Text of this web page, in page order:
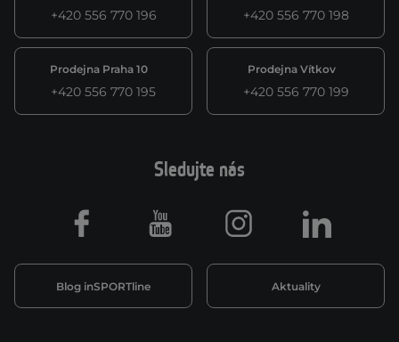
+420 556 770 196 +420 556 770 198
Prodejna Praha 10
+420 556 770 195
Prodejna Vítkov
+420 556 770 199
Sledujte nás
Blog inSPORTline Aktuality
Facebook Youtube Instagram LinkedIn